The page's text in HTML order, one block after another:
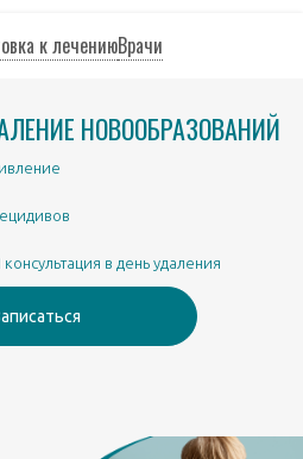
к лечениюВрачи
НОВООБРАЗОВАНИЙ
в день удаления